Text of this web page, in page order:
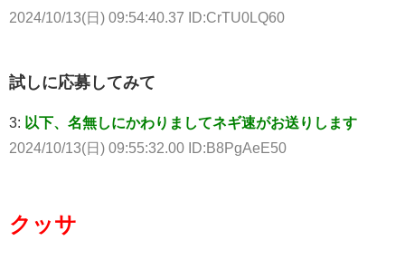
2024/10/13(日) 09:54:40.37 ID:CrTU0LQ60
試しに応募してみて
3: 以下、名無しにかわりましてネギ速がお送りします
2024/10/13(日) 09:55:32.00 ID:B8PgAeE50
クッサ